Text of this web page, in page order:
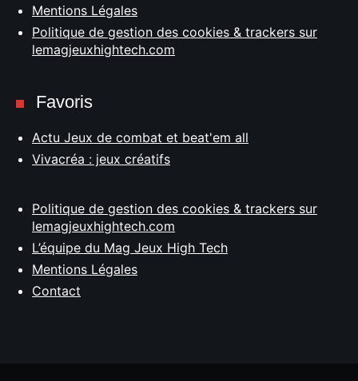
Mentions Légales
Politique de gestion des cookies & trackers sur
lemagjeuxhightech.com
Favoris
Actu Jeux de combat et beat'em all
Vivacréa : jeux créatifs
Politique de gestion des cookies & trackers sur
lemagjeuxhightech.com
L’équipe du Mag Jeux High Tech
Mentions Légales
Contact